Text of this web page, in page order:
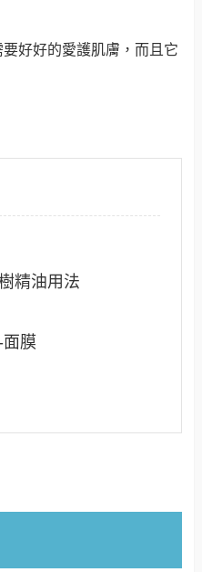
好好的愛護肌膚，而且它
精油用法
膜